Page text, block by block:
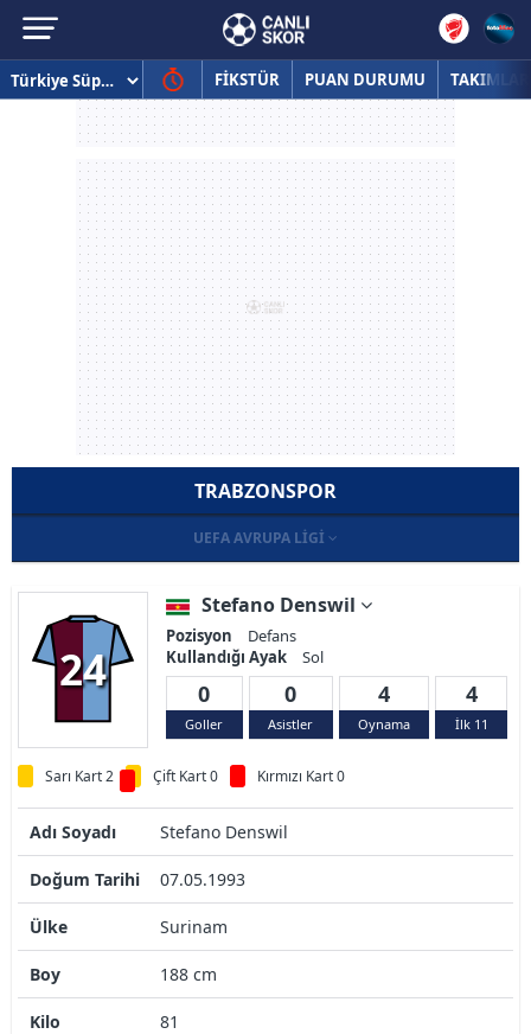
FİKSTÜR PUAN DURUMU TAKIMLAR
TRABZONSPOR
UEFA AVRUPA LIGI
24
Stefano Denswil
Pozisyon
Defans
Kullandığı Ayak
Sol
0
Goller
0
Asistler
4
Oynama
4
İlk 11
Sarı Kart 2 Çift Kart 0 Kırmızı Kart 0
Adı Soyadı Stefano Denswil
Doğum Tarihi 07.05.1993
Ülke Surinam
Boy 188 cm
Kilo 81